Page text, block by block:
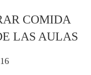
COMIDA
LAS AULAS